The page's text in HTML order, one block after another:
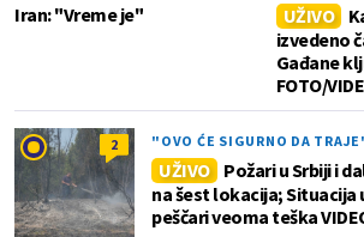
Iran: "Vreme je" UŽIVO
izvedeno
Gađane
FOTO/
2 "OVO ĆE SIGURNO DA
UŽIVO
Požari u Srbiji i
na šest lokacija;
peščari veoma teška